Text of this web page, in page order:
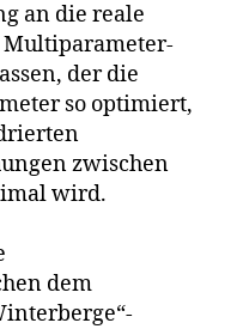
an die reale
Multiparameter-
der die
so optimiert,
zwischen
wird.
dem